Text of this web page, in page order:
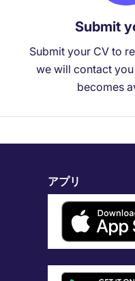
Submit
Submit your CV to
we will contact
becomes
アプリ